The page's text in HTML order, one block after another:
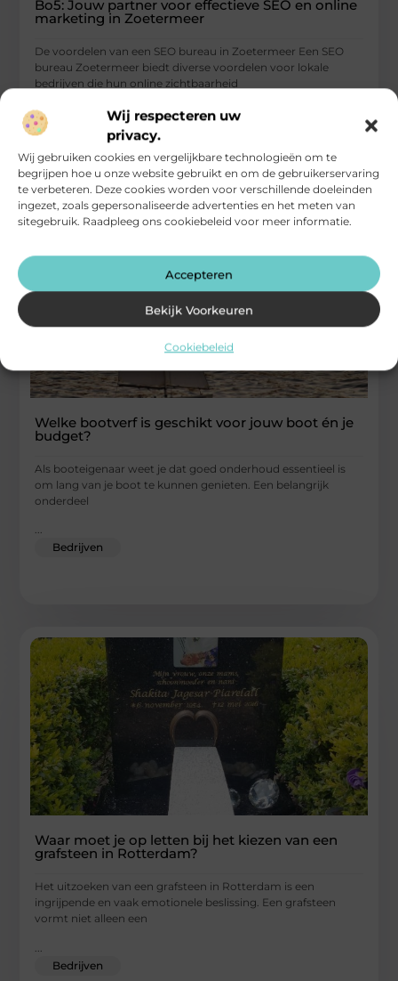
Wij respecteren uw
privacy.
Wij gebruiken cookies en vergelijkbare technologieën om te
begrijpen hoe u onze website gebruikt en om de gebruikerservaring
te verbeteren. Deze cookies worden voor verschillende doeleinden
ingezet, zoals gepersonaliseerde advertenties en het meten van
sitegebruik. Raadpleeg ons cookiebeleid voor meer informatie.
Accepteren
Bekijk Voorkeuren
Cookiebeleid
Bo5: Jouw partner voor effectieve SEO en online
marketing in Zoetermeer
De voordelen van een SEO bureau in Zoetermeer Een SEO
bureau Zoetermeer biedt diverse voordelen voor lokale
bedrijven die hun online zichtbaarheid
...
Welke bootverf is geschikt voor jouw boot én je
budget?
Als booteigenaar weet je dat goed onderhoud essentieel is
om lang van je boot te kunnen genieten. Een belangrijk
onderdeel
...
Bedrijven
Waar moet je op letten bij het kiezen van een
grafsteen in Rotterdam?
Het uitzoeken van een grafsteen in Rotterdam is een
ingrijpende en vaak emotionele beslissing. Een grafsteen
vormt niet alleen een
Bedrijven